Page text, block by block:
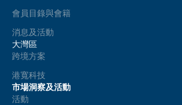
會員目錄與會籍
消息及活動
大灣區
跨境方案
港寬科技
市場洞察及活動
活動